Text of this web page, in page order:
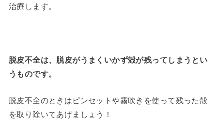
治療します。
脱皮不全は、脱皮がうまくいかず殻が残ってしまうとい
うものです。
脱皮不全のときはピンセットや霧吹きを使って残った殻
を取り除いてあげましょう！